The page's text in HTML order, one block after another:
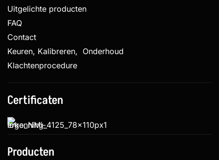
Uitgelichte producten
FAQ
Contact
Keuren, Kalibreren, Onderhoud
Klachtenprocedure
Certificaten
Producten